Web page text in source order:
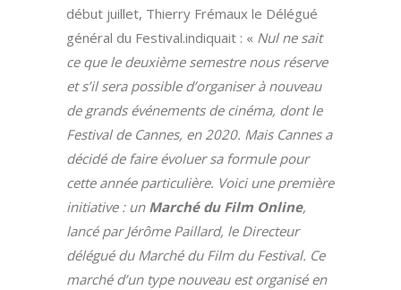
début juillet, Thierry Frémaux le Délégué
général du Festival.indiquait : « Nul ne sait
ce que le deuxième semestre nous réserve
et s’il sera possible d’organiser à nouveau
de grands événements de cinéma, dont le
Festival de Cannes, en 2020. Mais Cannes a
décidé de faire évoluer sa formule pour
cette année particulière. Voici une première
initiative : un Marché du Film Online,
lancé par Jérôme Paillard, le Directeur
délégué du Marché du Film du Festival. Ce
marché d’un type nouveau est organisé en